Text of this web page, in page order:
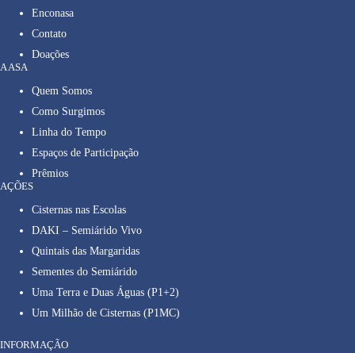
Enconasa
Contato
Doações
A ASA
Quem Somos
Como Surgimos
Linha do Tempo
Espaços de Participação
Prêmios
AÇÕES
Cisternas nas Escolas
DAKI – Semiárido Vivo
Quintais das Margaridas
Sementes do Semiárido
Uma Terra e Duas Águas (P1+2)
Um Milhão de Cisternas (P1MC)
INFORMAÇÃO